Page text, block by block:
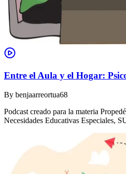
Entre el Aula y el Hogar:
By benjaarreortua68
Podcast creado para la materia
Necesidades Educativas Especiales,